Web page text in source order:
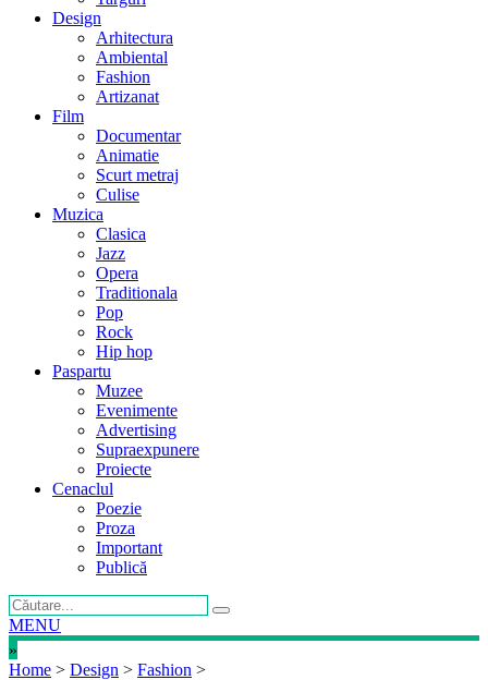
Design
Arhitectura
Ambiental
Fashion
Artizanat
Film
Documentar
Animatie
Scurt metraj
Culise
Muzica
Clasica
Jazz
Opera
Traditionala
Pop
Rock
Hip hop
Paspartu
Muzee
Evenimente
Advertising
Supraexpunere
Proiecte
Cenaclul
Poezie
Proza
Important
Publică
MENU
»
Home > Design > Fashion >